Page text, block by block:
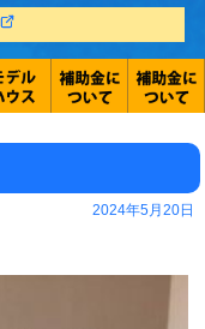
2024年5月20日